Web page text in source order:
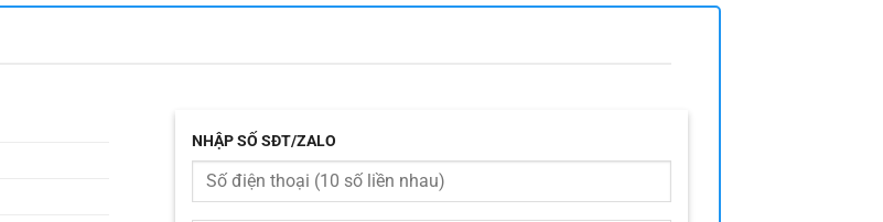
NHẬP SỐ SĐT/ZALO